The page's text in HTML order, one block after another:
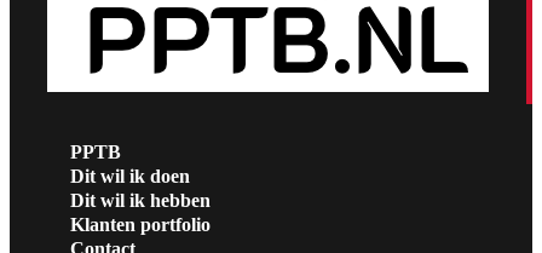
PPTB
Dit wil ik doen
Dit wil ik hebben
Klanten portfolio
Contact